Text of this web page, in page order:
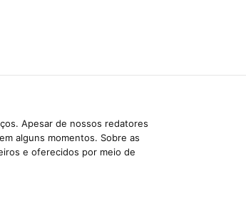
Apesar de nossos redatores
alguns momentos. Sobre as
e oferecidos por meio de